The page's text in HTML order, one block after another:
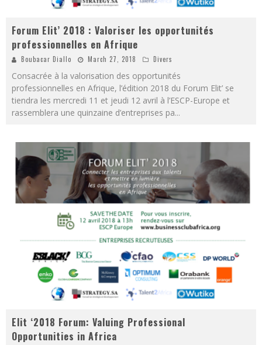
Forum Elit’ 2018 : Valoriser les opportunités
professionnelles en Afrique
Boubacar Diallo March 27, 2018 Divers
Consacrée à la valorisation des opportunités
professionnelles en Afrique, l’édition 2018 du Forum Elit’ se
tiendra les mercredi 11 et jeudi 12 avril à l’ESCP-Europe et
rassemblera une quinzaine d’entreprises pa...
Elit ‘2018 Forum: Valuing Professional
Opportunities in Africa